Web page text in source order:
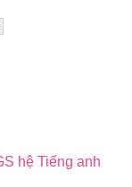
hệ Tiếng anh